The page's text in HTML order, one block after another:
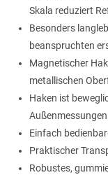
Skala reduziert
Besonders
beanspruchten
Magnetischer
metallischen
Haken ist
Außenmessungen
Einfach
Praktischer
Robustes,